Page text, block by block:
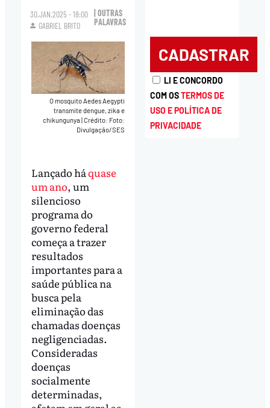
30.JAN.2025 - 18:00
GABRIEL BRITO
| OUTRAS
PALAVRAS
O mosquito Aedes Aegypti
transmite dengue, zika e
chikungunya Crédito: Foto:
Divulgação/SES
Lançado háquase
um ano, um
silencioso
programa do
governo federal
começa a trazer
resultados
importantes para a
saúde pública na
busca pela
eliminação das
chamadas doenças
negligenciadas.
Consideradas
doenças
socialmente
determinadas,
LI E CONCORDO
COM OSTERMOS DE
USO E POLÍTICA DE
PRIVACIDADE